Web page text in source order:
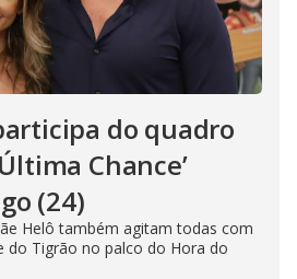
do quadro
Chance’
(24)
Helô também agitam todas com
do Tigrão no palco do Hora do